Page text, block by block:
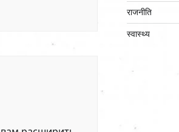
राजनीति
स्वास्थ्य